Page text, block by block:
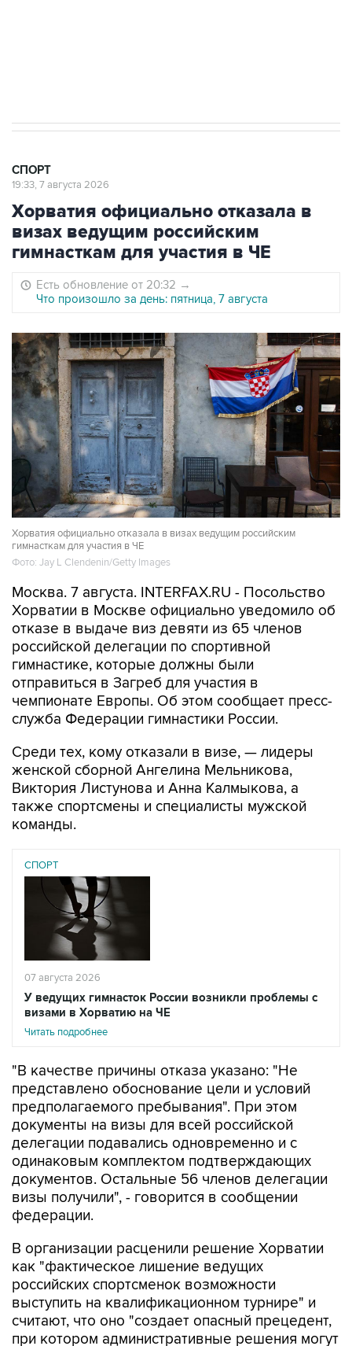
СПОРТ
19:33, 7 августа 2026
Хорватия официально отказала в
визах ведущим российским
гимнасткам для участия в ЧЕ
Есть обновление от 20:32 →
Что произошло за день: пятница, 7 августа
Хорватия официально отказала в визах ведущим российским
гимнасткам для участия в ЧЕ
Фото: Jay L Clendenin/Getty Images
Москва. 7 августа. INTERFAX.RU - Посольство
Хорватии в Москве официально уведомило об
отказе в выдаче виз девяти из 65 членов
российской делегации по спортивной
гимнастике, которые должны были
отправиться в Загреб для участия в
чемпионате Европы. Об этом сообщает пресс-
служба Федерации гимнастики России.
Среди тех, кому отказали в визе, — лидеры
женской сборной Ангелина Мельникова,
Виктория Листунова и Анна Калмыкова, а
также спортсмены и специалисты мужской
команды.
СПОРТ
07 августа 2026
У ведущих гимнасток России возникли проблемы с
визами в Хорватию на ЧЕ
Читать подробнее
"В качестве причины отказа указано: "Не
представлено обоснование цели и условий
предполагаемого пребывания". При этом
документы на визы для всей российской
делегации подавались одновременно и с
одинаковым комплектом подтверждающих
документов. Остальные 56 членов делегации
визы получили", - говорится в сообщении
федерации.
В организации расценили решение Хорватии
как "фактическое лишение ведущих
российских спортсменок возможности
выступить на квалификационном турнире" и
считают, что оно "создает опасный прецедент,
при котором административные решения могут